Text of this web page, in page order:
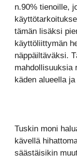
n.90% tienoille,
tämän lisäksi
käyttöliittymän
näppäiltäväksi.
mahdollisuuksia
käden alueella
Tuskin moni
kävellä
säästäisikin